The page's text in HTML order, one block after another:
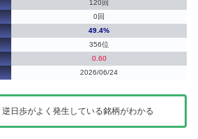
120回
0回
49.4%
356位
0.60
2026/06/24
逆日歩がよく発生している銘柄がわかる